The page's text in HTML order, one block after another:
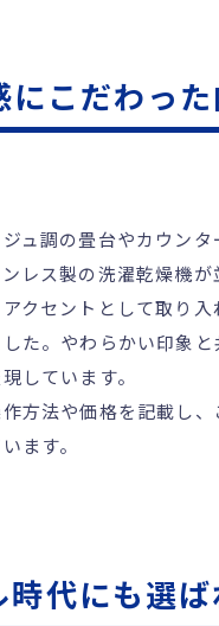
にこだわっ
ュ調の畳台やカウンタ
レス製の洗濯乾燥機が
クセントとして取り入
た。やわらかい印象と
しています。
方法や価格を記載し、
ます。
時代にも選